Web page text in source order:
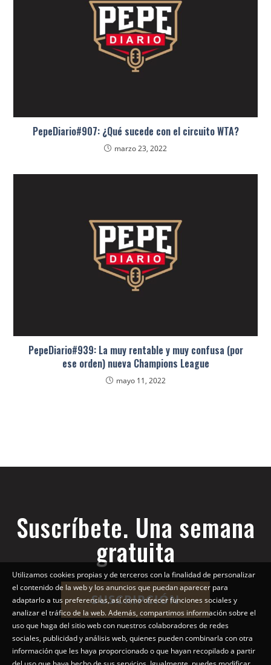
PepeDiario#907: ¿Qué sucede con el circuito WTA?
marzo 23, 2022
PepeDiario#939: La muy rentable y muy confusa (por
ese orden) nueva Champions League
mayo 11, 2022
Suscríbete. Una semana
gratuita
SUSCRIPCIÓN
Utilizamos cookies propias y de terceros con la finalidad de personalizar
el contenido de la web y los anuncios que puedan aparecer para
adaptarlo a tus preferencias, así como ofrecer funciones sociales y
analizar el tráfico de la web. Además, compartimos información sobre el
uso que haga del sitio web con nuestros colaboradores de redes
sociales, publicidad y análisis web, quienes pueden combinarla con otra
información que les haya proporcionado o que hayan recopilado a partir